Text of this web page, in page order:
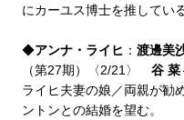
にカーユス博士を推している
◆アンナ・ライヒ ： 渡邊美
（第27期）〈2/21〉 谷 菜
ライヒ夫妻の娘／両親が勧
ントンとの結婚を望む。